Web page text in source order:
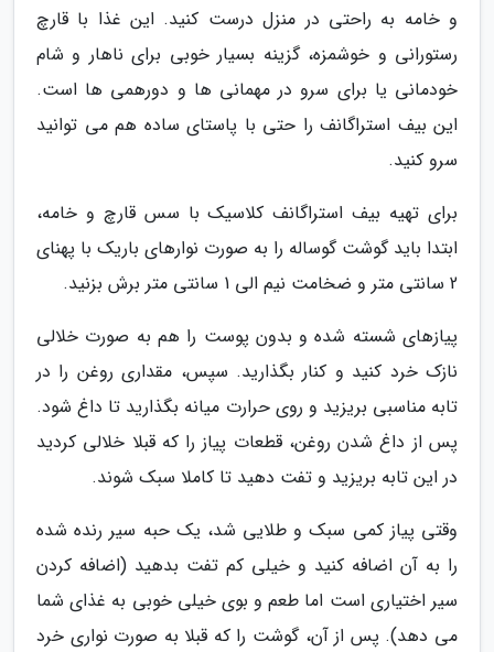
و خامه به راحتی در منزل درست کنید. این غذا با قارچ
رستورانی و خوشمزه، گزینه بسیار خوبی برای ناهار و شام
خودمانی یا برای سرو در مهمانی ها و دورهمی ها است.
این بیف استراگانف را حتی با پاستای ساده هم می توانید
سرو کنید.
برای تهیه بیف استراگانف کلاسیک با سس قارچ و خامه،
ابتدا باید گوشت گوساله را به صورت نوارهای باریک با پهنای
2 سانتی متر و ضخامت نیم الی 1 سانتی متر برش بزنید.
پیازهای شسته شده و بدون پوست را هم به صورت خلالی
نازک خرد کنید و کنار بگذارید. سپس، مقداری روغن را در
تابه مناسبی بریزید و روی حرارت میانه بگذارید تا داغ شود.
پس از داغ شدن روغن، قطعات پیاز را که قبلا خلالی کردید
در این تابه بریزید و تفت دهید تا کاملا سبک شوند.
وقتی پیاز کمی سبک و طلایی شد، یک حبه سیر رنده شده
را به آن اضافه کنید و خیلی کم تفت بدهید (اضافه کردن
سیر اختیاری است اما طعم و بوی خیلی خوبی به غذای شما
می دهد). پس از آن، گوشت را که قبلا به صورت نواری خرد